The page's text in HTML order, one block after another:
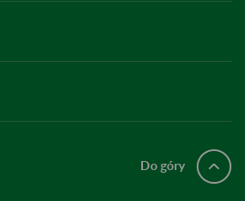
Do góry